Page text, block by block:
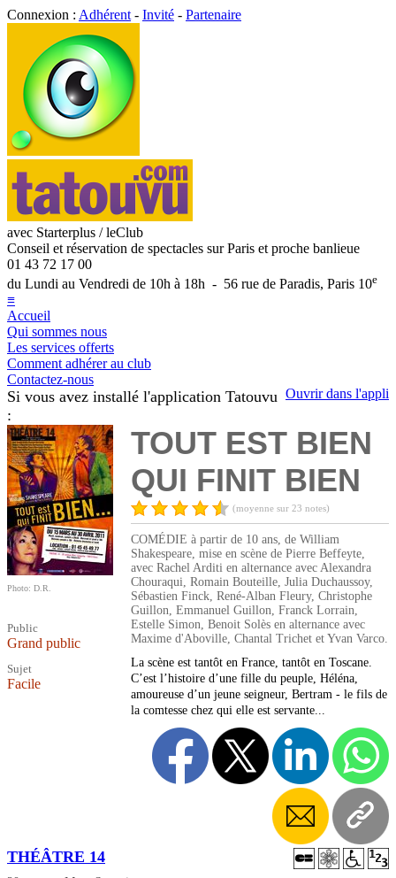
Connexion : Adhérent - Invité - Partenaire
avec Starterplus / leClub
Conseil et réservation de spectacles sur Paris et proche banlieue
01 43 72 17 00
du Lundi au Vendredi de 10h à 18h - 56 rue de Paradis, Paris 10e
≡
Accueil
Qui sommes nous
Les services offerts
Comment adhérer au club
Contactez-nous
Ouvrir dans l'appli
Si vous avez installé l'application Tatouvu
:
Photo: D.R.
Public
Grand public
Sujet
Facile
TOUT EST BIEN
QUI FINIT BIEN
(moyenne sur 23 notes)
COMÉDIE à partir de 10 ans, de William
Shakespeare, mise en scène de Pierre Beffeyte,
avec Rachel Arditi en alternance avec Alexandra
Chouraqui, Romain Bouteille, Julia Duchaussoy,
Sébastien Finck, René-Alban Fleury, Christophe
Guillon, Emmanuel Guillon, Franck Lorrain,
Estelle Simon, Benoit Solès en alternance avec
Maxime d'Aboville, Chantal Trichet et Yvan Varco.
La scène est tantôt en France, tantôt en Toscane.
C’est l’histoire d’une fille du peuple, Héléna,
amoureuse d’un jeune seigneur, Bertram - le fils de
la comtesse chez qui elle est servante...
THÉÂTRE 14